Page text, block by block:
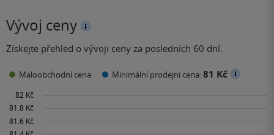
Vývoj ceny
Získejte přehled o vývoji ceny za posledních 60 dní.
Maloobchodní cena Minimální prodejní cena:81 Kč